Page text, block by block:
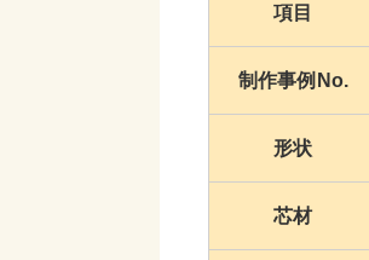
項目
制作事例No.
形状
芯材